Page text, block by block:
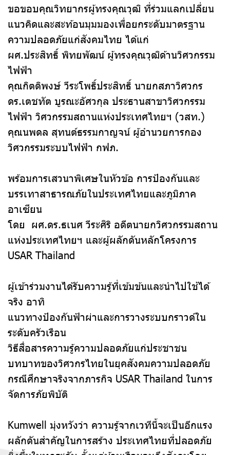
ขอขอบคุณวิทยากรผู้ทรงคุณวุฒิ ที่ร่วมแลกเปลี่ยน
แนวคิดและสะท้อนมุมมองเพื่อยกระดับมาตรฐาน
ความปลอดภัยแก่สังคมไทย ได้แก่
ผศ.ประสิทธิ์ พิทยพัฒน์ ผู้ทรงคุณวุฒิด้านวิศวกรรม
ไฟฟ้า
คุณกิตติพงษ์ วีระโพธิ์ประสิทธิ์ นายกสภาวิศวกร
ดร.เตชทัต บูรณะอัศวกุล ประธานสาขาวิศวกรรม
ไฟฟ้า วิศวกรรมสถานแห่งประเทศไทยฯ (วสท.)
คุณนพดล สุทนต์ธรรมกาญจน์ ผู้อำนวยการกอง
วิศวกรรมระบบไฟฟ้า กฟภ.
พร้อมการเสวนาพิเศษในหัวข้อ การป้องกันและ
บรรเทาสาธารณภัยในประเทศไทยและภูมิภาค
อาเซียน
โดย ‍ ผศ.ดร.ธเนศ วีระศิริ อดีตนายกวิศวกรรมสถาน
แห่งประเทศไทยฯ และผู้ผลักดันหลักโครงการ
USAR Thailand
ผู้เข้าร่วมงานได้รับความรู้ที่เข้มข้นและนำไปใช้ได้
จริง อาทิ
แนวทางป้องกันฟ้าผ่าและการวางระบบกราวด์ใน
ระดับครัวเรือน
วิธีสื่อสารความรู้ความปลอดภัยแก่ประชาชน
บทบาทของวิศวกรไทยในยุคสังคมความปลอดภัย
กรณีศึกษาจริงจากภารกิจ USAR Thailand ในการ
จัดการภัยพิบัติ
Kumwell มุ่งหวังว่า ความรู้จากเวทีนี้จะเป็นอีกแรง
ผลักดันสำคัญในการสร้าง ประเทศไทยที่ปลอดภัย